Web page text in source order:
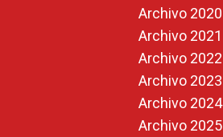
Archivo 2020
Archivo 2021
Archivo 2022
Archivo 2023
Archivo 2024
Archivo 2025